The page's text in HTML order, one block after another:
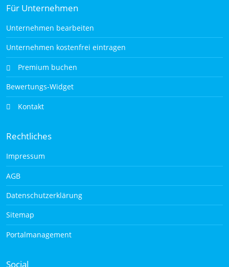
Für Unternehmen
Unternehmen bearbeiten
Unternehmen kostenfrei eintragen
Premium buchen
Bewertungs-Widget
Kontakt
Rechtliches
Impressum
AGB
Datenschutzerklärung
Sitemap
Portalmanagement
Social